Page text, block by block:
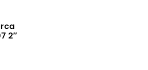
2″